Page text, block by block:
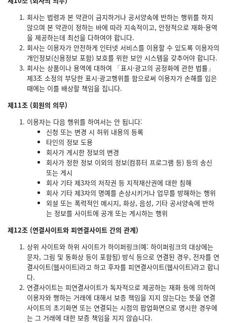
회사는 법령과 본 약관이 금지하거나 공서양속에 반하는 행위를 하지
않으며 본 약관이 정하는 바에 따라 지속적이고, 안정적으로 재화·용역
을 제공하는데 최선을 다하여야 합니다.
회사는 이용자가 안전하게 인터넷 서비스를 이용할 수 있도록 이용자의
개인정보(신용정보 포함) 보호를 위한 보안 시스템을 갖추어야 합니다.
회사는 상품이나 용역에 대하여 「표시·광고의 공정화에 관한 법률」
제3조 소정의 부당한 표시·광고행위를 함으로써 이용자가 손해를 입은
때에는 이를 배상할 책임을 집니다.
제11조 (회원의 의무)
이용자는 다음 행위를 하여서는 안 됩니다:
신청 또는 변경 시 허위 내용의 등록
타인의 정보 도용
회사가 게시한 정보의 변경
회사가 정한 정보 이외의 정보(컴퓨터 프로그램 등) 등의 송신
또는 게시
회사 기타 제3자의 저작권 등 지적재산권에 대한 침해
회사 기타 제3자의 명예를 손상시키거나 업무를 방해하는 행위
외설 또는 폭력적인 메시지, 화상, 음성, 기타 공서양속에 반하
는 정보를 사이트에 공개 또는 게시하는 행위
제12조 (연결사이트와 피연결사이트 간의 관계)
상위 사이트와 하위 사이트가 하이퍼링크(예: 하이퍼링크의 대상에는
문자, 그림 및 동화상 등이 포함됨) 방식 등으로 연결된 경우, 전자를 연
결사이트(웹사이트)라고 하고 후자를 피연결사이트(웹사이트)라고 합니
다.
연결사이트는 피연결사이트가 독자적으로 제공하는 재화 등에 의하여
이용자와 행하는 거래에 대해서 보증 책임을 지지 않는다는 뜻을 연결
사이트의 초기화면 또는 연결되는 시점의 팝업화면으로 명시한 경우에
는 그 거래에 대한 보증 책임을 지지 않습니다.